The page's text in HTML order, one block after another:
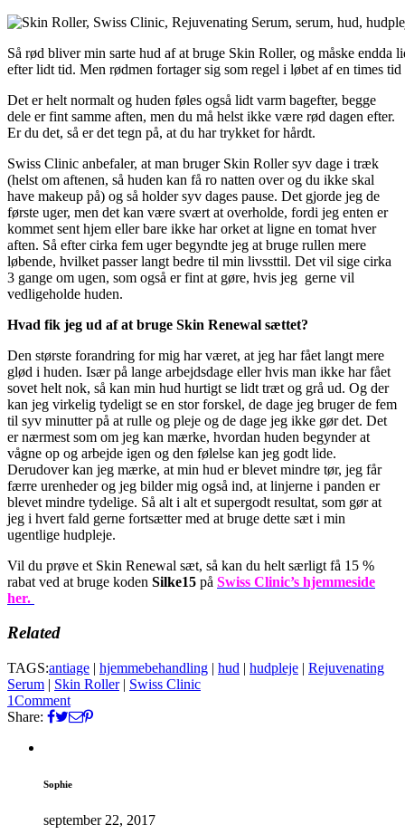
Så rød bliver min sarte hud af at bruge Skin Roller, og måske endda
efter lidt tid. Men rødmen fortager sig som regel i løbet af en times tid
Det er helt normalt og huden føles også lidt varm bagefter, begge
dele er fint samme aften, men du må helst ikke være rød dagen efter.
Er du det, så er det tegn på, at du har trykket for hårdt.
Swiss Clinic anbefaler, at man bruger Skin Roller syv dage i træk
(helst om aftenen, så huden kan få ro natten over og du ikke skal
have makeup på) og så holder syv dages pause. Det gjorde jeg de
første uger, men det kan være svært at overholde, fordi jeg enten er
kommet sent hjem eller bare ikke har orket at ligne en tomat hver
aften. Så efter cirka fem uger begyndte jeg at bruge rullen mere
løbende, hvilket passer langt bedre til min livssttil. Det vil sige cirka
3 gange om ugen, som også er fint at gøre, hvis jeg gerne vil
vedligeholde huden.
Hvad fik jeg ud af at bruge Skin Renewal sættet?
Den største forandring for mig har været, at jeg har fået langt mere
glød i huden. Især på lange arbejdsdage eller hvis man ikke har fået
sovet helt nok, så kan min hud hurtigt se lidt træt og grå ud. Og der
kan jeg virkelig tydeligt se en stor forskel, de dage jeg bruger de fem
til syv minutter på at rulle og pleje og de dage jeg ikke gør det. Det
er nærmest som om jeg kan mærke, hvordan huden begynder at
vågne op og arbejde igen og den følelse kan jeg godt lide.
Derudover kan jeg mærke, at min hud er blevet mindre tør, jeg får
færre urenheder og jeg bilder mig også ind, at linjerne i panden er
blevet mindre tydelige. Så alt i alt et supergodt resultat, som gør at
jeg i hvert fald gerne fortsætter med at bruge dette sæt i min
ugentlige hudpleje.
Vil du prøve et Skin Renewal sæt, så kan du helt særligt få 15 %
rabat ved at bruge koden Silke15 på Swiss Clinic’s hjemmeside
her.
Related
TAGS:antiage | hjemmebehandling | hud | hudpleje | Rejuvenating
Serum | Skin Roller| Swiss Clinic
1Comment
Share:
Sophie
september 22, 2017